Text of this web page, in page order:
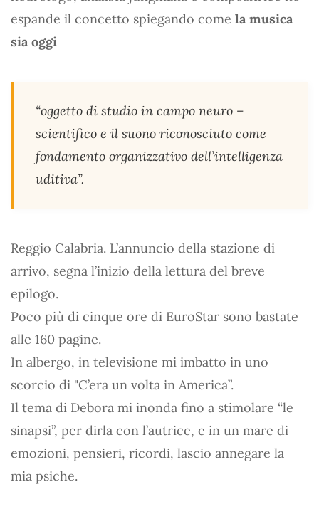
espande il concetto spiegando come la musica
sia oggi
“oggetto di studio in campo neuro –
scientifico e il suono riconosciuto come
fondamento organizzativo dell’intelligenza
uditiva”.
Reggio Calabria. L’annuncio della stazione di
arrivo, segna l’inizio della lettura del breve
epilogo.
Poco più di cinque ore di EuroStar sono bastate
alle 160 pagine.
In albergo, in televisione mi imbatto in uno
scorcio di "C’era un volta in America”.
Il tema di Debora mi inonda fino a stimolare “le
sinapsi”, per dirla con l’autrice, e in un mare di
emozioni, pensieri, ricordi, lascio annegare la
mia psiche.